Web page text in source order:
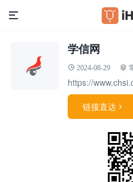
学信网
2024-08-29
https://
链接直达 